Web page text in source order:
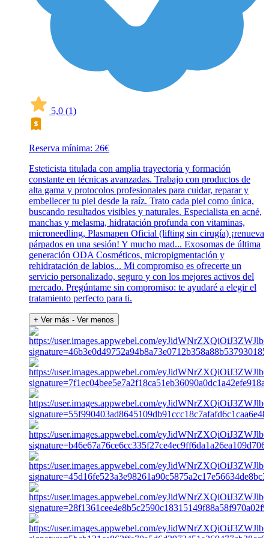
5,0 (1)
Reserva mínima: 26€
Esteticista titulada con amplia trayectoria y formación
constante en técnicas avanzadas. Trabajo con productos de
alta gama y protocolos profesionales para cuidar, reparar y
embellecer tu piel desde la raíz. Trato cada piel como única,
buscando resultados visibles y naturales. Especialista en acné,
manchas y melasma, hidratación profunda con vitaminas,
microneedling, Plasmapen Oficial (lifting sin cirugía) ¡renueva
párpados en una sesión! Y mucho mad... Exosomas de última
generación ODA Cosméticos, micropigmentación y
rehidratación de labios... Mi compromiso es ofrecerte un
servicio personalizado, seguro y con los mejores activos del
mercado. Pregúntame sin compromiso: te ayudaré a elegir el
tratamiento perfecto para ti.
+ Ver más - Ver menos